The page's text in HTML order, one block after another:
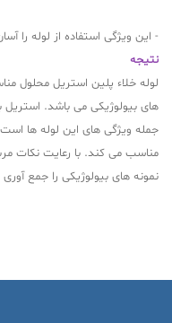
- این ویژگی استفاده از لوله را
نتیجه
لوله خلاء پلین استریل محلول
های بیولوژیکی می باشد. استریل
جمله ویژگی های این لوله ها است
مناسب می کند. با رعایت نکات
نمونه های بیولوژیکی را جمع آوری